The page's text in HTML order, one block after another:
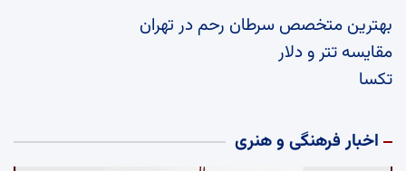
بهترین متخصص سرطان رحم در تهران
مقایسه تتر و دلار
تکسا
اخبار فرهنگی و هنری